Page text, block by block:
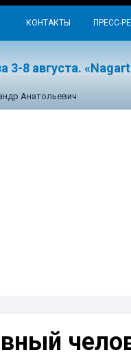
КОНТАКТЫ ПРЕСС-
3-8 августа.
Анатольевич